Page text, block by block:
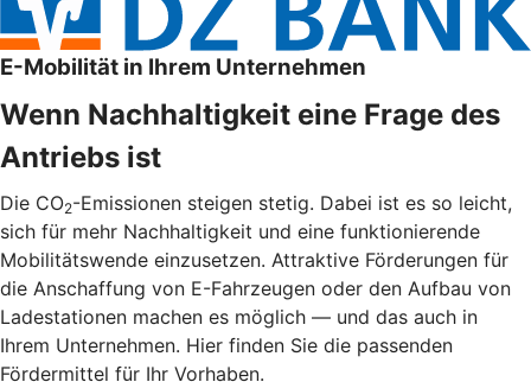
E-Mobilität in Ihrem Unternehmen
Wenn Nachhaltigkeit eine Frage des
Antriebs ist
Die CO2-Emissionen steigen stetig. Dabei ist es so leicht,
sich für mehr Nachhaltigkeit und eine funktionierende
Mobilitätswende einzusetzen. Attraktive Förderungen für
die Anschaffung von E-Fahrzeugen oder den Aufbau von
Ladestationen machen es möglich — und das auch in
Ihrem Unternehmen. Hier finden Sie die passenden
Fördermittel für Ihr Vorhaben.